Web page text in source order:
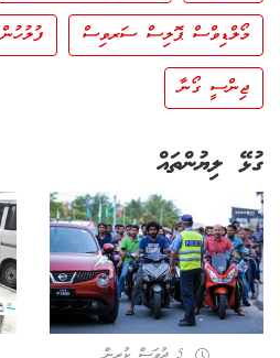
މޯލްޑިވްސް ޕޮލިސް ސަރވިސް
ފުލުހުން
ޖިންސީ ގޯނާ
ގުޅޭ ލިޔުންތައް